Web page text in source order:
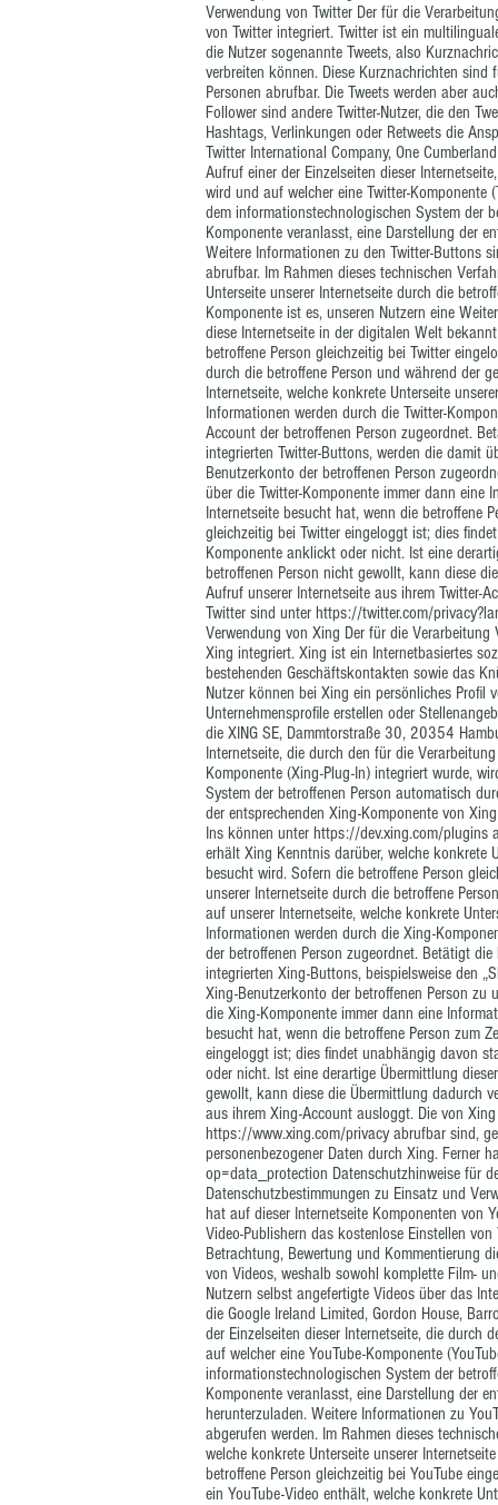
Verwendung von Twitter Der für die
von Twitter integriert. Twitter ist ein
die Nutzer sogenannte Tweets, also
verbreiten können. Diese Kurznachrichten
Personen abrufbar. Die Tweets werden aber
Follower sind andere Twitter-Nutzer, die den
Hashtags, Verlinkungen oder Retweets die
Twitter International Company, One
Aufruf einer der Einzelseiten dieser
wird und auf welcher eine Twitter-
dem informationstechnologischen System der
Komponente veranlasst, eine Darstellung der
Weitere Informationen zu den Twitter-Buttons
abrufbar. Im Rahmen dieses technischen
Unterseite unserer Internetseite durch die
Komponente ist es, unseren Nutzern eine
diese Internetseite in der digitalen Welt
betroffene Person gleichzeitig bei Twitter
durch die betroffene Person und während der
Internetseite, welche konkrete Unterseite
Informationen werden durch die Twitter-
Account der betroffenen Person zugeordnet.
integrierten Twitter-Buttons, werden die damit
Benutzerkonto der betroffenen Person
über die Twitter-Komponente immer dann eine
Internetseite besucht hat, wenn die betroffene
gleichzeitig bei Twitter eingeloggt ist; dies
Komponente anklickt oder nicht. Ist eine
betroffenen Person nicht gewollt, kann diese
Aufruf unserer Internetseite aus ihrem Twitter-
Twitter sind unter https://twitter.com/
Verwendung von Xing Der für die
Xing integriert. Xing ist ein Internetbasiertes
bestehenden Geschäftskontakten sowie das
Nutzer können bei Xing ein persönliches Profil
Unternehmensprofile erstellen oder
die XING SE, Dammtorstraße 30, 20354
Internetseite, die durch den für die
Komponente (Xing-Plug-In) integriert wurde,
System der betroffenen Person automatisch
der entsprechenden Xing-Komponente von
Ins können unter https://dev.xing.com/plugins
erhält Xing Kenntnis darüber, welche konkrete
besucht wird. Sofern die betroffene Person
unserer Internetseite durch die betroffene
auf unserer Internetseite, welche konkrete
Informationen werden durch die Xing-
der betroffenen Person zugeordnet. Betätigt
integrierten Xing-Buttons, beispielsweise den
Xing-Benutzerkonto der betroffenen Person zu
die Xing-Komponente immer dann eine
besucht hat, wenn die betroffene Person zum
eingeloggt ist; dies findet unabhängig davon
oder nicht. Ist eine derartige Übermittlung
gewollt, kann diese die Übermittlung dadurch
aus ihrem Xing-Account ausloggt. Die von
https://www.xing.com/privacyabrufbar sind,
personenbezogener Daten durch Xing. Ferner
op=data_protection Datenschutzhinweise für
Datenschutzbestimmungen zu Einsatz und
hat auf dieser Internetseite Komponenten von
Video-Publishern das kostenlose Einstellen
Betrachtung, Bewertung und Kommentierung
von Videos, weshalb sowohl komplette Film-
Nutzern selbst angefertigte Videos über das
die Google Ireland Limited, Gordon House,
der Einzelseiten dieser Internetseite, die durch
auf welcher eine YouTube-Komponente
informationstechnologischen System der
Komponente veranlasst, eine Darstellung der
herunterzuladen. Weitere Informationen zu
abgerufen werden. Im Rahmen dieses
welche konkrete Unterseite unserer
betroffene Person gleichzeitig bei YouTube
ein YouTube-Video enthält, welche konkrete